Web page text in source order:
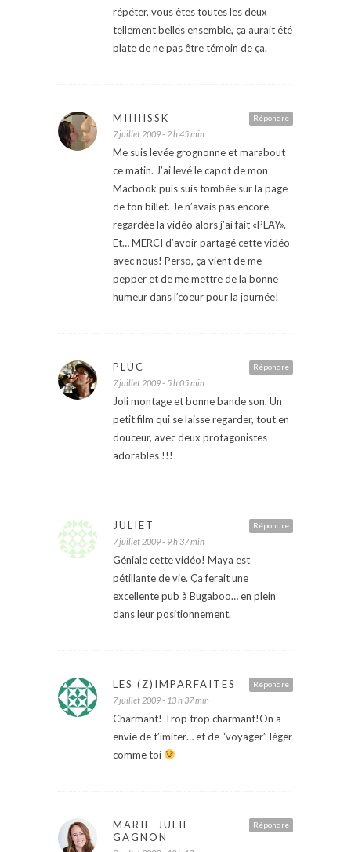
répéter, vous êtes toutes les deux
tellement belles ensemble, ça aurait été
plate de ne pas être témoin de ça.
Répondre
MIIIIISSK
7 juillet 2009 - 2 h 45 min
Me suis levée grognonne et marabout
ce matin. J’ai levé le capot de mon
Macbook puis suis tombée sur la page
de ton billet. Je n’avais pas encore
regardée la vidéo alors j’ai fait «PLAY».
Et… MERCI d’avoir partagé cette vidéo
avec nous! Perso, ça vient de me
pepper et de me mettre de la bonne
humeur dans l’coeur pour la journée!
Répondre
PLUC
7 juillet 2009 - 5 h 05 min
Joli montage et bonne bande son. Un
petit film qui se laisse regarder, tout en
douceur, avec deux protagonistes
adorables !!!
Répondre
JULIET
7 juillet 2009 - 9 h 37 min
Géniale cette vidéo! Maya est
pétillante de vie. Ça ferait une
excellente pub à Bugaboo… en plein
dans leur positionnement.
Répondre
LES (Z)IMPARFAITES
7 juillet 2009 - 13 h 37 min
Charmant! Trop trop charmant!On a
envie de t’imiter… et de “voyager” léger
comme toi
Répondre
MARIE-JULIE
GAGNON